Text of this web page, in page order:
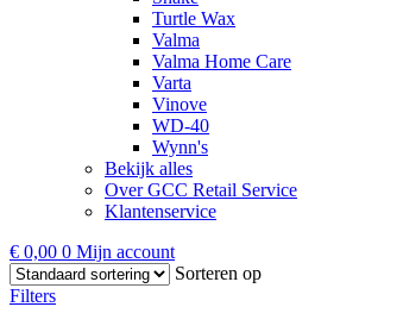
Turtle Wax
Valma
Valma Home Care
Varta
Vinove
WD-40
Wynn's
Bekijk alles
Over GCC Retail Service
Klantenservice
€ 0,00 0 Mijn account
Sorteren op
Filters